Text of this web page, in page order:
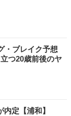
・ブレイク予想
つ20歳前後のヤ
定【浦和】